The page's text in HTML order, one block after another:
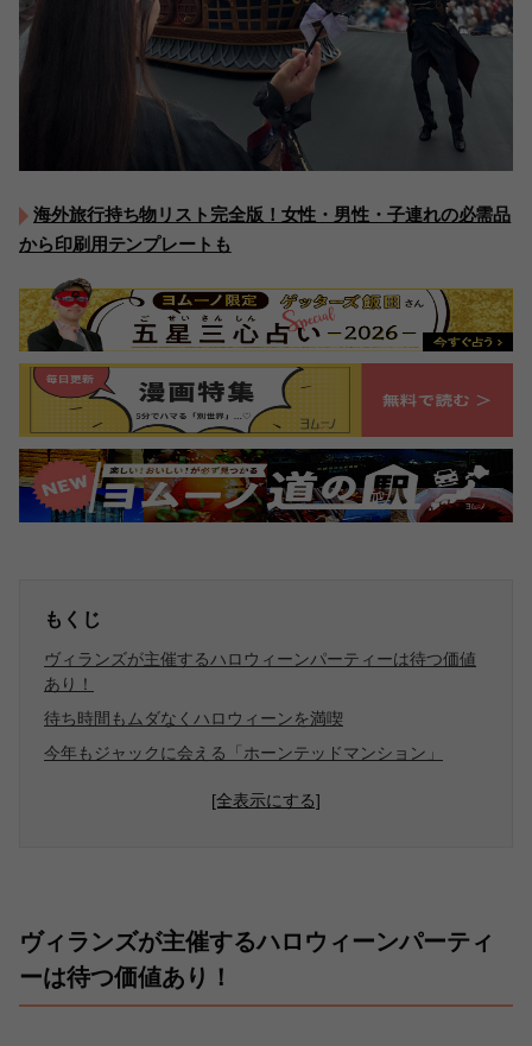
海外旅行持ち物リスト完全版！女性・男性・子連れの必需品
から印刷用テンプレートも
もくじ
ヴィランズが主催するハロウィーンパーティーは待つ価値
あり！
待ち時間もムダなくハロウィーンを満喫
今年もジャックに会える「ホーンテッドマンション」
[全表示にする]
ヴィランズが主催するハロウィーンパーティ
ーは待つ価値あり！